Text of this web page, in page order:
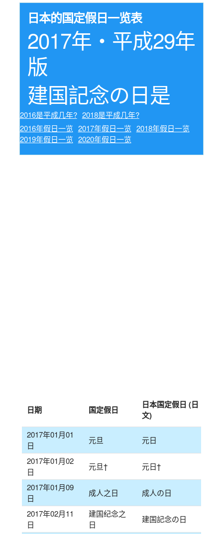
日本的国定假日一览表
2017年・平成29年
版
建国記念の日是
2016是平成几年? 2018是平成几年?
2016年假日一览 2017年假日一览 2018年假日一览
2019年假日一览 2020年假日一览
日期 国定假日
日本国定假日 (日
文)
2017年01月01
日
元旦
元日
2017年01月02
日
元旦†
元日†
2017年01月09
日
成人之日
成人の日
2017年02月11
日
建国纪念之
日
建国記念の日